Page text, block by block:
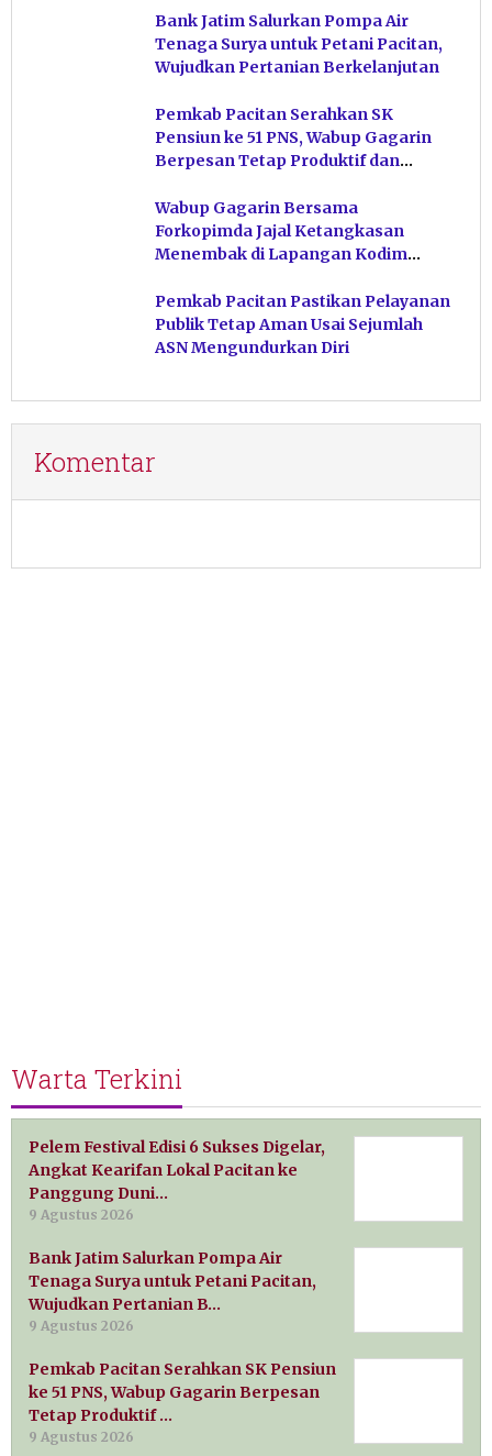
Bank Jatim Salurkan Pompa Air
Tenaga Surya untuk Petani Pacitan,
Wujudkan Pertanian Berkelanjutan
Pemkab Pacitan Serahkan SK
Pensiun ke 51 PNS, Wabup Gagarin
Berpesan Tetap Produktif dan
Wabup Gagarin Bersama
Forkopimda Jajal Ketangkasan
Menembak di Lapangan Kodim
Pemkab Pacitan Pastikan Pelayanan
Publik Tetap Aman Usai Sejumlah
ASN Mengundurkan Diri
Komentar
Warta Terkini
Pelem Festival Edisi 6 Sukses Digelar,
Angkat Kearifan Lokal Pacitan ke
Panggung Duni…
9 Agustus 2026
Bank Jatim Salurkan Pompa Air
Tenaga Surya untuk Petani Pacitan,
Wujudkan Pertanian B…
9 Agustus 2026
Pemkab Pacitan Serahkan SK Pensiun
ke 51 PNS, Wabup Gagarin Berpesan
Tetap Produktif …
9 Agustus 2026